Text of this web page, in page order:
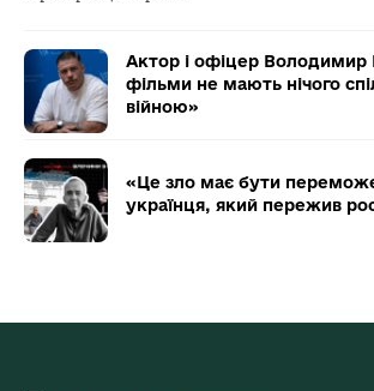
Актор і офіцер Володимир
фільми не мають нічого
війною»
«Це зло має бути
українця, який пережив